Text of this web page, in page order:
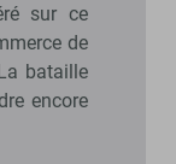
sur ce
de
bataille
encore